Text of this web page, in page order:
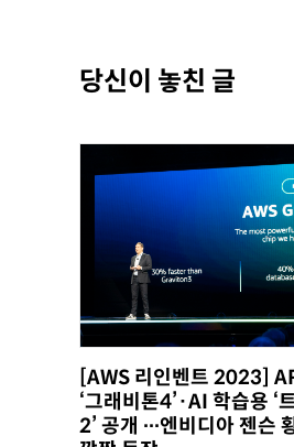
당신이 놓친 글
[AWS 리인벤트 2023]
‘그래비톤4’·AI 학습용 ‘
2’ 공개 ∙∙∙엔비디아 젠슨